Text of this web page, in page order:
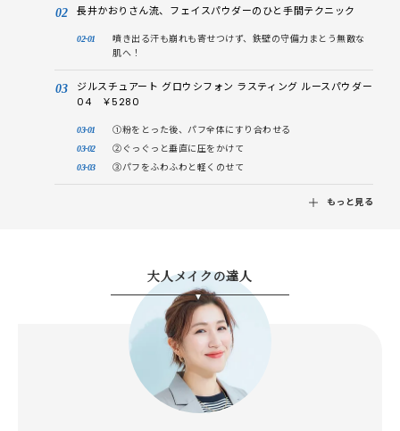
長井かおりさん流、フェイスパウダーのひと手間テクニック
噴き出る汗も崩れも寄せつけず、鉄壁の守備力まとう無敵な
肌へ！
ジルスチュアート グロウシフォン ラスティング ルースパウダー
04 ￥5280
①粉をとった後、パフ全体にすり合わせる
②ぐっぐっと垂直に圧をかけて
③パフをふわふわと軽くのせて
もっと見る
大人メイクの達人